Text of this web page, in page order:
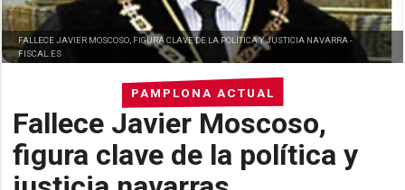
PAMPLONA ACTUAL
Fallece Javier Moscoso,
figura clave de la política y
FALLECE JAVIER MOSCOSO, FIGURA CLAVE DE LA POLÍTICA Y JUSTICIA NAVARRA -
FISCAL.ES